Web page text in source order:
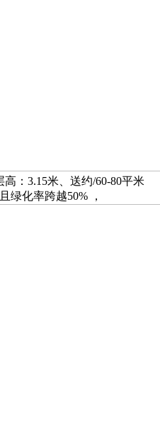
：3.15米、送约/60-80平米
绿化率跨越50% ，